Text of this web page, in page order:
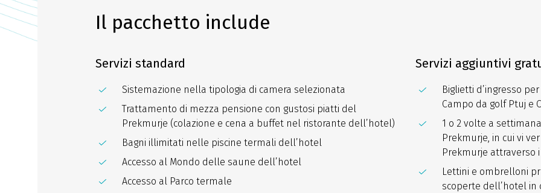
Il pacchetto include
Servizi standard
Sistemazione nella tipologia di camera selezionata
Trattamento di mezza pensione con gustosi piatti del
Prekmurje (colazione e cena a buffet nel ristorante dell’hotel)
Bagni illimitati nelle piscine termali dell’hotel
Accesso al Mondo delle saune dell’hotel
Accesso al Parco termale
Servizi aggiuntivi
Biglietti d’ingresso
Campo da golf Ptuj e
1 o 2 volte a
Prekmurje, in cui vi
Prekmurje attraverso
Lettini e ombrelloni
scoperte dell’hotel in